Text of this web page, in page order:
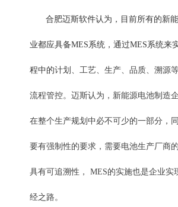
合肥迈斯软件认为，目前所有的新
业都应具备MES系统，通过MES系统来
程中的计划、工艺、生产、品质、溯源
流程管控。迈斯认为， 新能源电池制造
在整个生产规划中必不可少的一部分，
要有强制性的要求，需要电池生产厂商
具有可追溯性， MES的实施也是企业实
经之路。